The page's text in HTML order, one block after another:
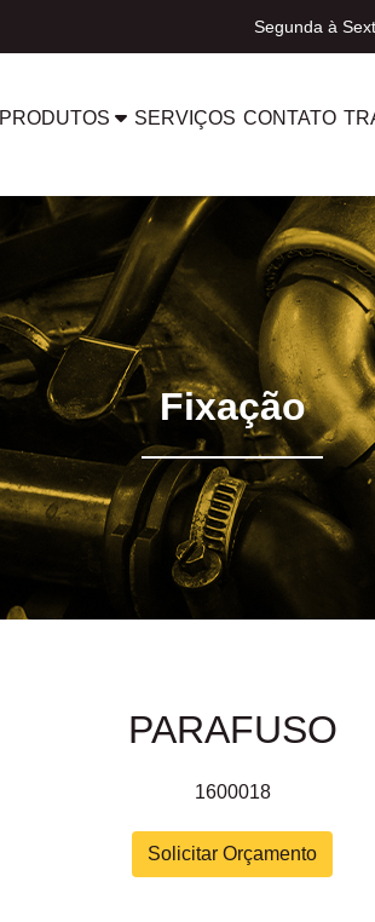
Segunda à
PRODUTOS SERVIÇOS CONTATO
Fixação
PARAFUSO
1600018
Solicitar Orçamento